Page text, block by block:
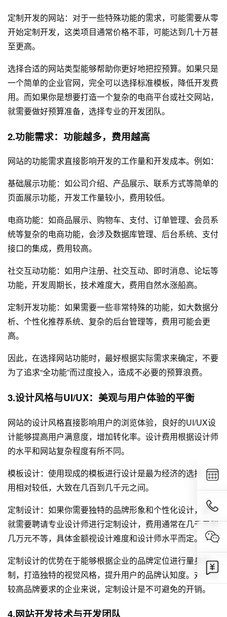
定制开发的网站：对于一些特殊功能的需求，可能需要从零
开始定制开发，这类项目通常价格不菲，可能达到几十万甚
至更高。
选择合适的网站类型能够帮助你更好地把控预算。如果只是
一个简单的企业官网，完全可以选择标准模板，降低开发费
用。而如果你是想要打造一个复杂的电商平台或社交网站，
就需要做好预算准备，选择专业的开发团队。
2.功能需求：功能越多，费用越高
网站的功能需求直接影响开发的工作量和开发成本。例如：
基础展示功能：如公司介绍、产品展示、联系方式等简单的
页面展示功能，开发工作量较小，费用较低。
电商功能：如商品展示、购物车、支付、订单管理、会员系
统等复杂的电商功能，会涉及数据库管理、后台系统、支付
接口的集成，费用较高。
社交互动功能：如用户注册、社交互动、即时消息、论坛等
功能，开发周期长，技术难度大，费用自然水涨船高。
定制开发功能：如果需要一些非常特殊的功能，如大数据分
析、个性化推荐系统、复杂的后台管理等，费用可能会更
高。
因此，在选择网站功能时，最好根据实际需求来确定，不要
为了追求“全功能”而过度投入，造成不必要的预算浪费。
3.设计风格与UI/UX：美观与用户体验的平衡
网站的设计风格直接影响用户的浏览体验，良好的UI/UX设
计能够提高用户满意度，增加转化率。设计费用根据设计师
的水平和网站复杂程度有所不同。
模板设计：使用现成的模板进行设计是最为经济的选择，费
用相对较低，大致在几百到几千元之间。
定制设计：如果你需要独特的品牌形象和个性化设计，那么
就需要聘请专业设计师进行定制设计，费用通常在几千元到
几万元不等，具体金额视设计难度和设计师水平而定。
定制设计的优势在于能够根据企业的品牌定位进行量身定
制，打造独特的视觉风格，提升用户的品牌认知度。对于有
较高品牌要求的企业来说，定制设计是不可避免的开销。
4.网站开发技术与开发团队